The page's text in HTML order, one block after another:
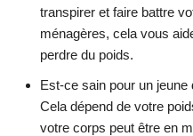
transpirer et faire battre
ménagères, cela vous
perdre du poids.
Est-ce sain pour un
Cela dépend de votre
votre corps peut être en